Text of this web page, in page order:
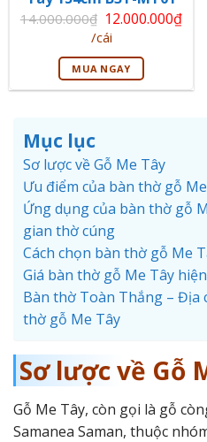
14.000.000₫ Giá
gốc
là:
14.000.000₫.
12.000.000₫
Giá
hiện
tại
là:
12.000.000₫.
/cái
MUA NGAY
Mục lục
Sơ lược về Gỗ Me Tây
Ưu điểm của bàn thờ gỗ
Ứng dụng của bàn thờ gỗ
gian thờ cúng
Cách chọn bàn thờ gỗ Me
Giá bàn thờ gỗ Me Tây
Bàn thờ Toàn Thắng – Địa
thờ gỗ Me Tây
Sơ lược về Gỗ
Gỗ Me Tây, còn gọi là gỗ
Samanea Saman, thuộc